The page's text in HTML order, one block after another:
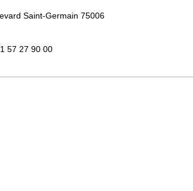
Saint-Germain 75006
57 27 90 00